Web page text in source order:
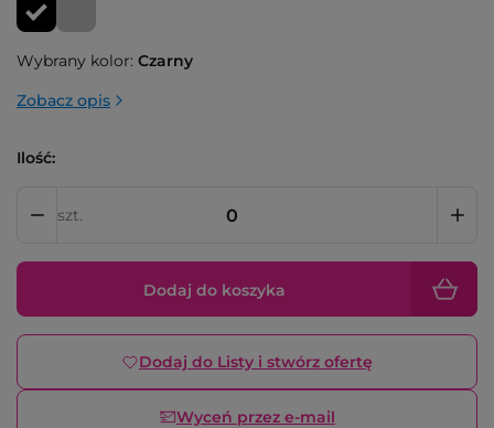
Wybrany kolor: Czarny
Zobacz opis
Ilość:
szt.
Dodaj do koszyka
Dodaj do Listy i stwórz ofertę
Wyceń przez e-mail